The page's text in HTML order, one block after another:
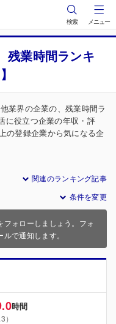
検索 メニュー
業時間ランキ
業界の企業の、残業時間ラ
に役立つ企業の年収・評
の登録企業から気になる企
関連のランキング記事
条件を変更
ォローしましょう。フォ
で通知します。
時間
）